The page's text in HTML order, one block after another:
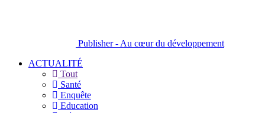
Publisher - Au cœur du développement
ACTUALITÉ
Tout
Santé
Enquête
Education